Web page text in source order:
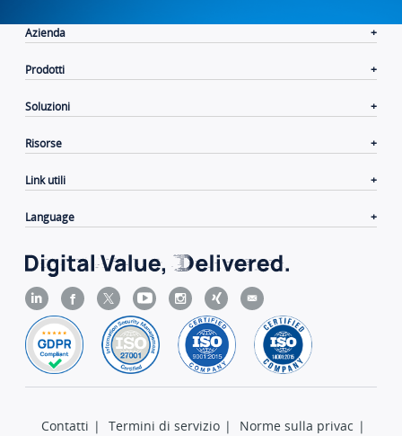
Azienda
Prodotti
Soluzioni
Risorse
Link utili
Language
Contatti | Termini di servizio | Norme sulla privac |